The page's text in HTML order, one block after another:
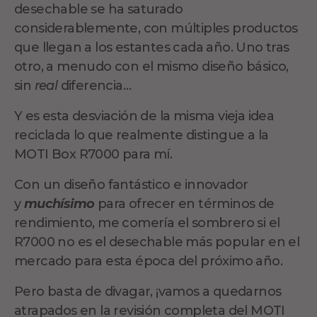
desechable se ha saturado
considerablemente, con múltiples productos
que llegan a los estantes cada año. Uno tras
otro, a menudo con el mismo diseño básico,
sin real diferencia…
Y es esta desviación de la misma vieja idea
reciclada lo que realmente distingue a la
MOTI Box R7000 para mí.
Con un diseño fantástico e innovador
y muchísimo para ofrecer en términos de
rendimiento, me comería el sombrero si el
R7000 no es el desechable más popular en el
mercado para esta época del próximo año.
Pero basta de divagar, ¡vamos a quedarnos
atrapados en la revisión completa del MOTI